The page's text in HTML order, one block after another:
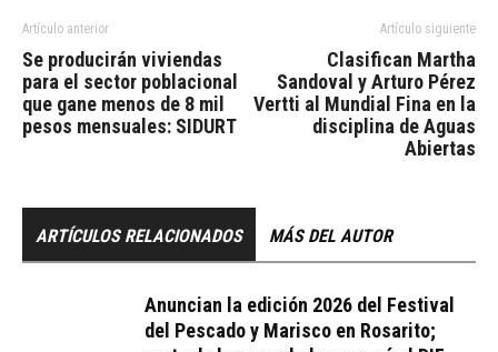
Artículo anterior
Se producirán viviendas
para el sector poblacional
que gane menos de 8 mil
pesos mensuales: SIDURT
Artículo siguiente
Clasifican Martha
Sandoval y Arturo Pérez
Vertti al Mundial Fina en la
disciplina de Aguas
Abiertas
ARTÍCULOS RELACIONADOS MÁS DEL AUTOR
Anuncian la edición 2026 del Festival
del Pescado y Marisco en Rosarito;